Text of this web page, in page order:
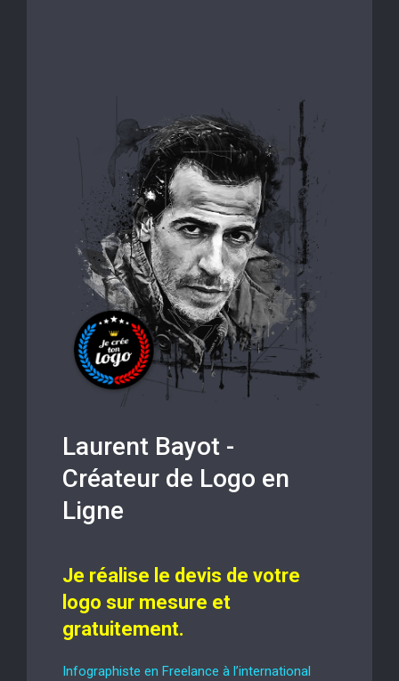
Laurent Bayot -
Créateur de Logo en
Ligne
Je réalise le devis de votre
logo sur mesure et
gratuitement.
Infographiste en Freelance à l’international